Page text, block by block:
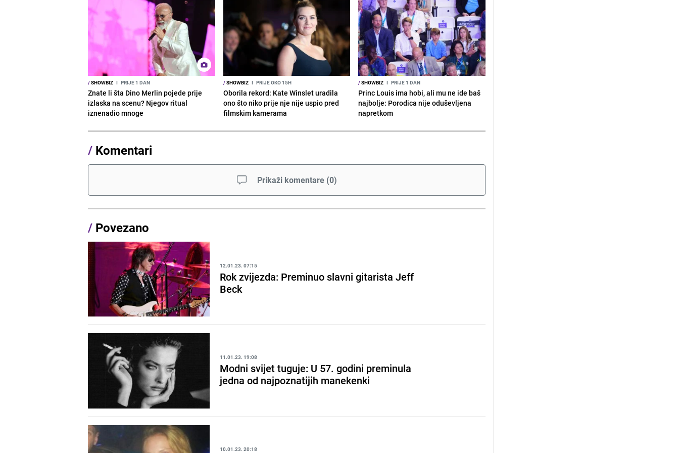
/SHOWBIZ I PRIJE 1 DAN
Znate li šta Dino Merlin pojede prije
izlaska na scenu? Njegov ritual
iznenadio mnoge
/SHOWBIZ I PRIJE OKO 15H
Oborila rekord: Kate Winslet uradila
ono što niko prije nje nije uspio pred
filmskim kamerama
/SHOWBIZ I PRIJE 1 DAN
Princ Louis ima hobi, ali mu ne ide baš
najbolje: Porodica nije oduševljena
napretkom
/ Komentari
Prikaži komentare (0)
/ Povezano
12.01.23. 07:15
Rok zvijezda: Preminuo slavni gitarista Jeff
Beck
11.01.23. 19:08
Modni svijet tuguje: U 57. godini preminula
jedna od najpoznatijih manekenki
10.01.23. 20:18